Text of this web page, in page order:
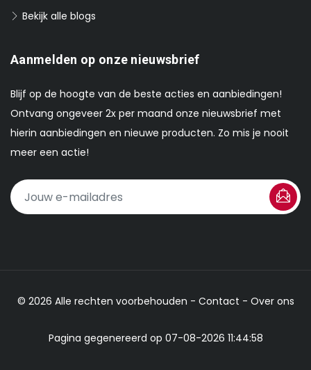
Bekijk alle blogs
Aanmelden op onze nieuwsbrief
Blijf op de hoogte van de beste acties en aanbiedingen!
Ontvang ongeveer 2x per maand onze nieuwsbrief met
hierin aanbiedingen en nieuwe producten. Zo mis je nooit
meer een actie!
© 2026 Alle rechten voorbehouden - Contact - Over ons
Pagina gegenereerd op 07-08-2026 11:44:58